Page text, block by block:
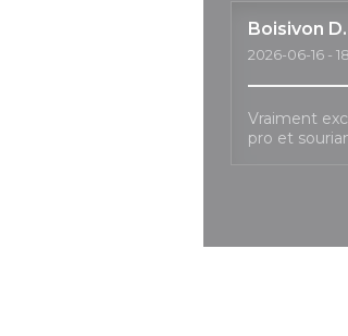
Boisivon D
2026-06-16 -
Vraiment
pro et